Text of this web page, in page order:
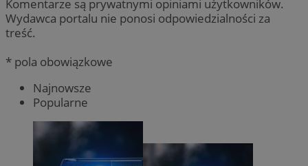
Komentarze są prywatnymi opiniami użytkowników.
Wydawca portalu nie ponosi odpowiedzialności za
treść.
* pola obowiązkowe
Najnowsze
Popularne